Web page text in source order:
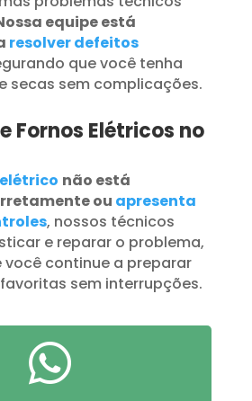
equipe está
resolver defeitos
que você tenha
secas sem complicações.
Fornos Elétricos no
não está
ou apresenta
, nossos técnicos
e reparar o problema,
continue a preparar
sem interrupções.
